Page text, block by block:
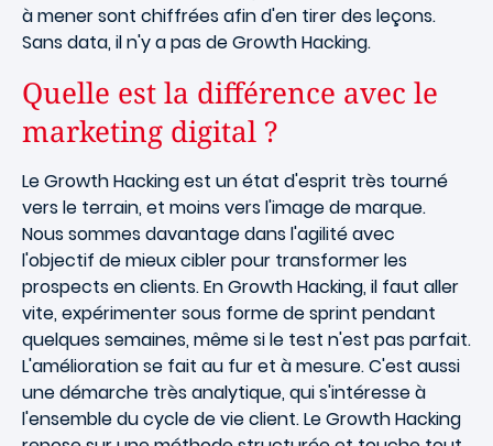
à mener sont chiffrées afin d'en tirer des leçons.
Sans data, il n'y a pas de Growth Hacking.
Quelle est la différence avec le
marketing digital ?
Le Growth Hacking est un état d'esprit très tourné
vers le terrain, et moins vers l'image de marque.
Nous sommes davantage dans l'agilité avec
l'objectif de mieux cibler pour transformer les
prospects en clients. En Growth Hacking, il faut aller
vite, expérimenter sous forme de sprint pendant
quelques semaines, même si le test n'est pas parfait.
L'amélioration se fait au fur et à mesure. C'est aussi
une démarche très analytique, qui s'intéresse à
l'ensemble du cycle de vie client. Le Growth Hacking